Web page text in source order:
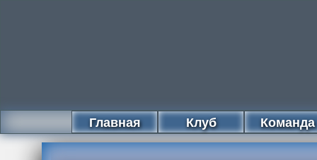
Главная Клуб Команда